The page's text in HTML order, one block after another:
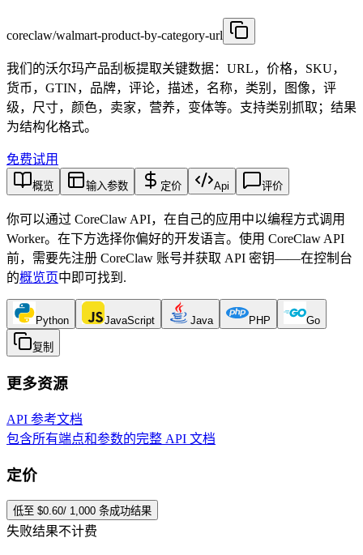
coreclaw/walmart-product-by-category-url
我们的沃尔玛产品刮板提取关键数据：URL，价格，SKU，
货币，GTIN，品牌，评论，描述，名称，类别，图像，评
级，尺寸，颜色，卖家，营养，变体等。支持类别抓取；结果
为结构化格式。
免费试用
概览 输入参数 定价 Api 评价
你可以通过 CoreClaw API，在自己的应用中以编程方式调用
Worker。在下方选择你偏好的开发语言。使用 CoreClaw API
前，需要先注册 CoreClaw 账号并获取 API 密钥——在控制台
的概览页中即可找到 .
Python JavaScript Java PHP Go
复制
更多资源
API 参考文档
包含所有端点和参数的完整 API 文档
定价
低至 $0.60/ 1,000 条成功结果
失败结果不计费